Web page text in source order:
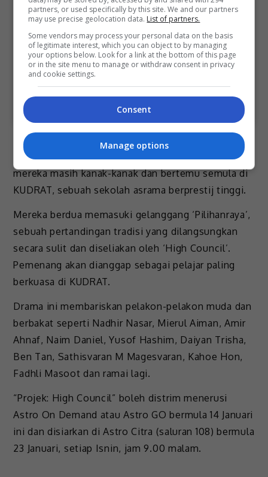
A post shared by @nadhirnasar_
“Projek: High Council” berkisarkan tentang dua
beradik, Fakri dan Naim yang telah terpisah sejak
mereka masih kanak-kanak dan bertemu semula di
KUDRAT, sebuah sekolah asrama berprestij tinggi.
Mereka berdua memasuki gelanggang ‘Pilihanraya’,
sebuah pertandingan tradisi yang dilangsungkan
secara sulit dan diseliakan oleh ‘High Council’.
Pemenang akan dianggap sebagai pelajar paling
berkuasa di KUDRAT.
Drama ini membariskan pelakon-pelakon muda dan
berbakat seperti Nadhir Nasar, Mierul Aiman, Amir
Ahnaf, Naim Daniel, Yusof Hashim, Daiyan Trisha,
Ben Tan, Sathisvaran M Magesvaran, Kahoe Hon,
Fadhli Masoot dan ramai lagi.
“Projek: High Council” boleh distrim menerusi
Astro On Demand atau Astro GO bermula 14 Januari
ini dan disiarkan di Astro Citra (saluran 108) bermula
23 Januari, setiap Isnin, jam 9.00 malam.
partners, or used specifically by this site. We and our partners
may use precise geolocation data. List of partners.
Some vendors may process your personal data on the basis
of legitimate interest, which you can object to by managing
your options below. Look for a link at the bottom of this page
or in the site menu to manage or withdraw consent in privacy
and cookie settings.
Consent
Manage options